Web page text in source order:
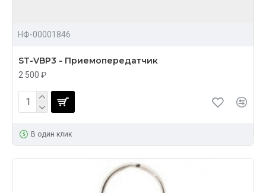
НФ-00001846
ST-VBP3 - Приемопередатчик
2 500 ₽
В один клик